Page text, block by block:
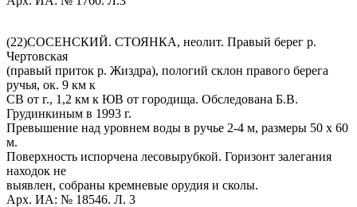
(22)СОСЕНСКИЙ. СТОЯНКА, неолит. Правый берег р.
Чертовская
(правый приток р. Жиздра), пологий склон правого берега
ручья, ок. 9 км к
СВ от г., 1,2 км к ЮВ от городища. Обследована Б.В.
Грудинкиным в 1993 г.
Превышение над уровнем воды в ручье 2-4 м, размеры 50 х 60
м.
Поверхность испорчена лесовырубкой. Горизонт залегания
находок не
выявлен, собраны кремневые орудия и сколы.
Арх. ИА: № 18546. Л. 3